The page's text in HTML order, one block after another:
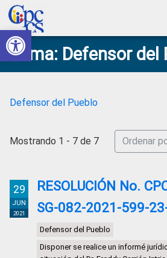
Abrir barra de
Skip
to
primary
navigation
Skip
to
main
content
Skip
to
primary
sidebar
Skip
to
footer
Consejo
de
Ciudadana
Control
Construyendo
Poder
Ciudadano
Tema: Defensor del
Defensor del Pueblo
Mostrando 1 - 7 de 7 Ordenar
29
JUN
2021
RESOLUCIÓN No.
SG-082-2021-599-
Defensor del Pueblo
Disponer se realice un informé